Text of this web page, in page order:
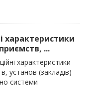
характеристики
...
характеристики
установ (закладів)
системи